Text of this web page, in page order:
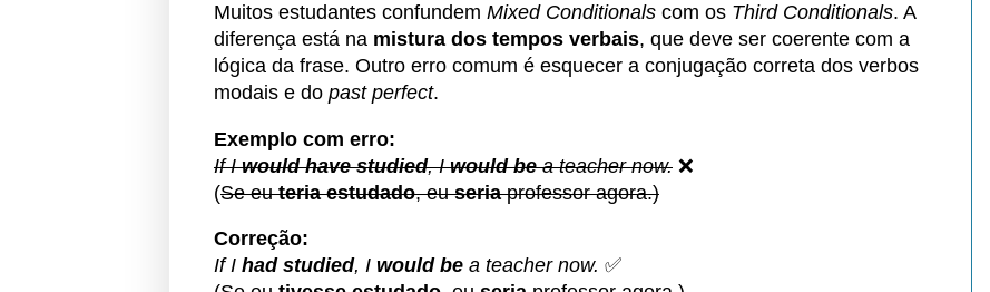
Muitos estudantes confundem Mixed Conditionals com os Third Conditionals. A
diferença está na mistura dos tempos verbais, que deve ser coerente com a
lógica da frase. Outro erro comum é esquecer a conjugação correta dos verbos
modais e do past perfect.
Exemplo com erro:
If Iwould have studied, Iwould bea teacher now. ❌
(Se euteria estudado, euseriaprofessor agora.)
Correção:
If I had studied, I would be a teacher now. ✅